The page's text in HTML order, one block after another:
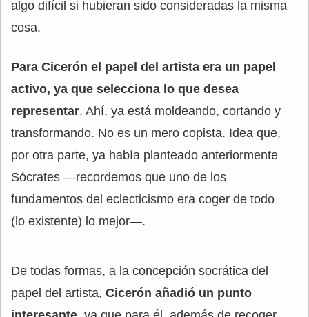
algo difícil si hubieran sido consideradas la misma
cosa.
Para Cicerón el papel del artista era un papel
activo, ya que selecciona lo que desea
representar. Ahí, ya está moldeando, cortando y
transformando. No es un mero copista. Idea que,
por otra parte, ya había planteado anteriormente
Sócrates —recordemos que uno de los
fundamentos del eclecticismo era coger de todo
(lo existente) lo mejor—.
De todas formas, a la concepción socrática del
papel del artista, Cicerón añadió un punto